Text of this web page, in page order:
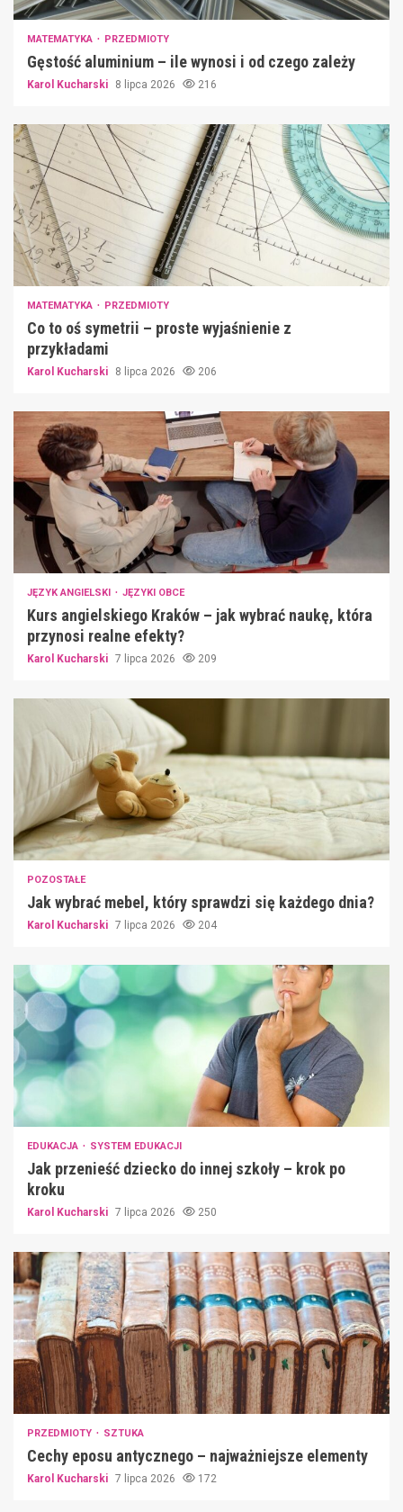
MATEMATYKA PRZEDMIOTY
Gęstość aluminium – ile wynosi i od czego zależy
Karol Kucharski 8 lipca 2026 216
MATEMATYKA PRZEDMIOTY
Co to oś symetrii – proste wyjaśnienie z
przykładami
Karol Kucharski 8 lipca 2026 206
JĘZYK ANGIELSKI JĘZYKI OBCE
Kurs angielskiego Kraków – jak wybrać naukę, która
przynosi realne efekty?
Karol Kucharski 7 lipca 2026 209
POZOSTAŁE
Jak wybrać mebel, który sprawdzi się każdego dnia?
Karol Kucharski 7 lipca 2026 204
EDUKACJA SYSTEM EDUKACJI
Jak przenieść dziecko do innej szkoły – krok po
kroku
Karol Kucharski 7 lipca 2026 250
PRZEDMIOTY SZTUKA
Cechy eposu antycznego – najważniejsze elementy
Karol Kucharski 7 lipca 2026 172